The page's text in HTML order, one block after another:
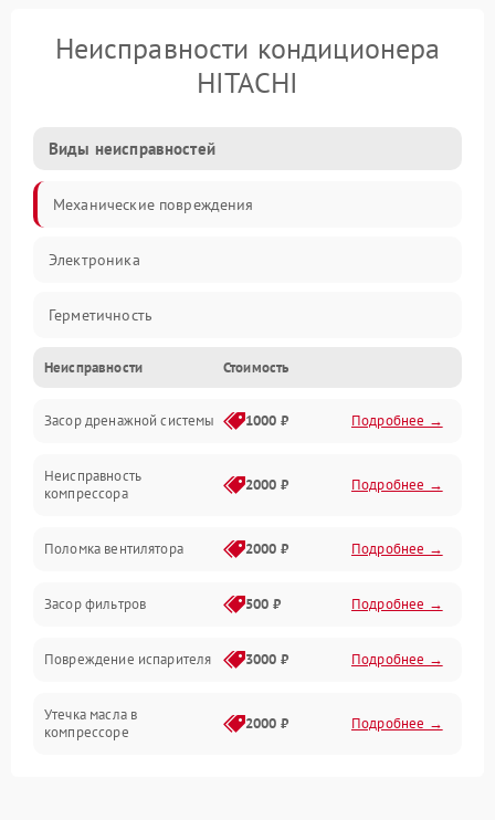
Неисправности кондиционера
HITACHI
Виды неисправностей
Механические повреждения
Электроника
Герметичность
Механика
Управление
Электропитание
Неисправности Стоимость
Засор дренажной системы 1000 ₽ Подробнее →
Неисправность
компрессора
2000 ₽ Подробнее →
Поломка вентилятора 2000 ₽ Подробнее →
Засор фильтров 500 ₽ Подробнее →
Повреждение испарителя 3000 ₽ Подробнее →
Утечка масла в
компрессоре
2000 ₽ Подробнее →